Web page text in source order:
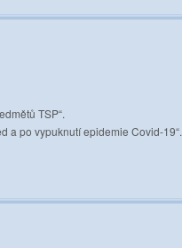
TSP“.
a po vypuknutí epidemie Covid-19“.